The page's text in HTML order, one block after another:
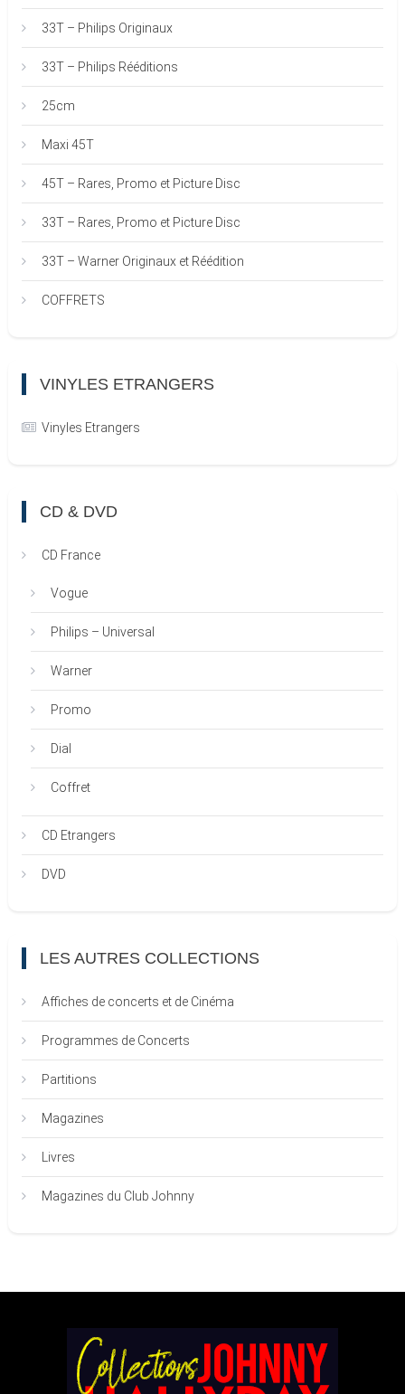
33T – Philips Originaux
33T – Philips Rééditions
25cm
Maxi 45T
45T – Rares, Promo et Picture Disc
33T – Rares, Promo et Picture Disc
33T – Warner Originaux et Réédition
COFFRETS
VINYLES ETRANGERS
Vinyles Etrangers
CD & DVD
CD France
Vogue
Philips – Universal
Warner
Promo
Dial
Coffret
CD Etrangers
DVD
LES AUTRES COLLECTIONS
Affiches de concerts et de Cinéma
Programmes de Concerts
Partitions
Magazines
Livres
Magazines du Club Johnny